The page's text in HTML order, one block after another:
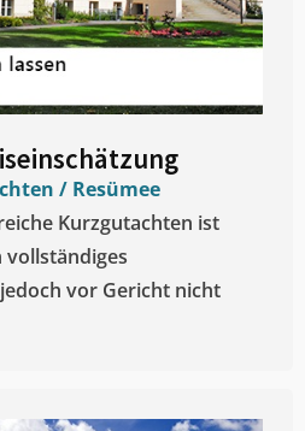
/ Resümee
Kurzgutachten ist
vollständiges
vor Gericht nicht